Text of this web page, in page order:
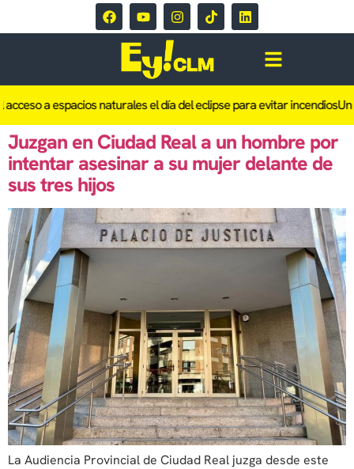
a espacios naturales el día del eclipse para evitar incendiosUn
Juzgan en Ciudad Real a un hombre por
intentar asesinar a su mujer delante de
sus tres hijos
La Audiencia Provincial de Ciudad Real juzga desde este